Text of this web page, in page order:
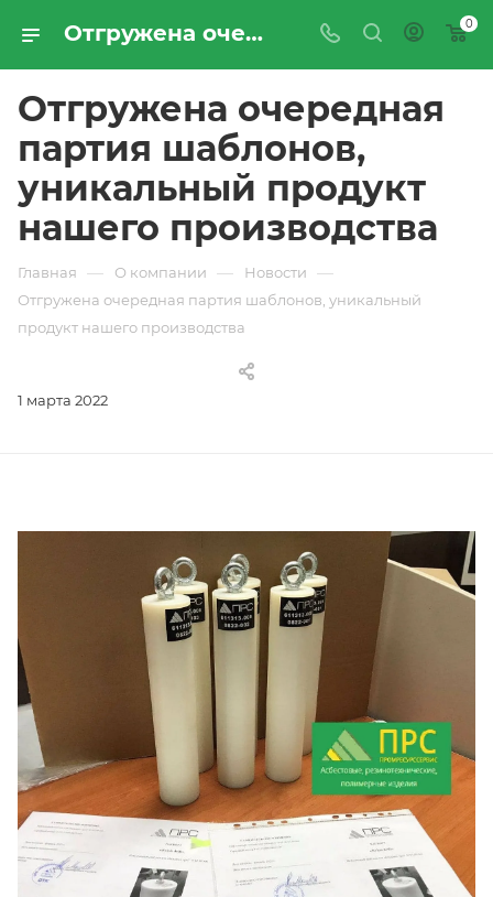
Отгружена очередная партия шаблонов, уникальный продукт нашего производства | Новости компании «ПРОМРЕСУРССЕРВИС» 0
Отгружена очередная
партия шаблонов,
уникальный продукт
нашего производства
Главная — О компании — Новости —
Отгружена очередная партия шаблонов, уникальный
продукт нашего производства
1 марта 2022